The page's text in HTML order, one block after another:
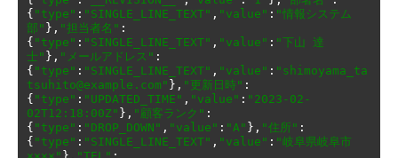
{ "type" : "SINGLE_LINE_TEXT" , "value" : "情報システム
部" }, "担当者名" :
{ "type" : "SINGLE_LINE_TEXT" , "value" : "下山 達
士" }, "メールアドレス" :
{ "type" : "SINGLE_LINE_TEXT" , "value" : "shimoyama_ta
tsuhito@example.com" }, "更新日時" :
{ "type" : "UPDATED_TIME" , "value" : "2023-02-
02T12:18:00Z" }, "顧客ランク" :
{ "type" : "DROP_DOWN" , "value" : "A" }, "住所" :
{ "type" : "SINGLE_LINE_TEXT" , "value" : "岐阜県岐阜市